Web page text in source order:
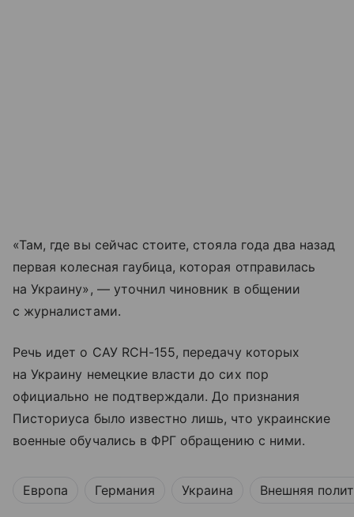
«Там, где вы сейчас стоите, стояла года два назад
первая колесная гаубица, которая отправилась
на Украину», — уточнил чиновник в общении
с журналистами.
Речь идет о САУ RCH-155, передачу которых
на Украину немецкие власти до сих пор
официально не подтверждали. До признания
Писториуса было известно лишь, что украинские
военные обучались в ФРГ обращению с ними.
Европа Германия Украина Внешняя